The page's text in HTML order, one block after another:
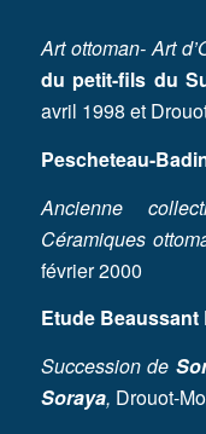
Art ottoman- Art
du petit-fils du
avril 1998 et
Pescheteau-
Ancienne
Céramiques
février 2000
Etude Beaussant
Succession de
Soraya, Drouot-